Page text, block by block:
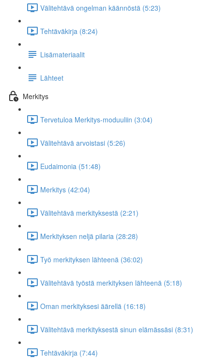
Välitehtävä ongelman käännöstä (5:23)
Tehtäväkirja (8:24)
Lisämateriaalit
Lähteet
Merkitys
Tervetuloa Merkitys-moduuliin (3:04)
Välitehtävä arvoistasi (5:26)
Eudaimonia (51:48)
Merkitys (42:04)
Välitehtävä merkityksestä (2:21)
Merkityksen neljä pilaria (28:28)
Työ merkityksen lähteenä (36:02)
Välitehtävä työstä merkityksen lähteenä (5:18)
Oman merkityksesi äärellä (16:18)
Välitehtävä merkityksestä sinun elämässäsi (8:31)
Tehtäväkirja (7:44)